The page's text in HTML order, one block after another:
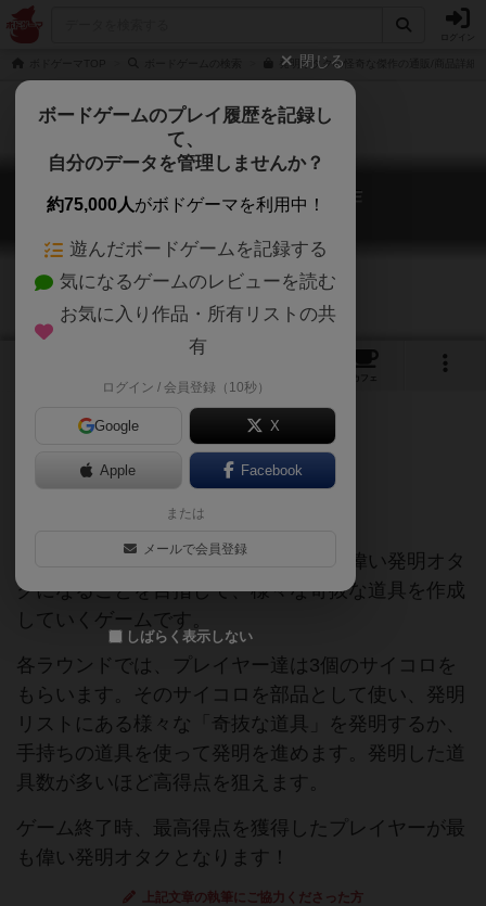
発明オタクの怪奇な傑作の通販/商品詳細
発明オタクの怪奇な傑作
Nerdy Inventions
カフェ
ダイスを振って、道具を作ろう！
日本語訳あり
「発明オタクの怪奇な傑作」は、最も偉い発明オタ
クになることを目指して、様々な奇抜な道具を作成
していくゲームです。
各ラウンドでは、プレイヤー達は3個のサイコロを
もらいます。そのサイコロを部品として使い、発明
リストにある様々な「奇抜な道具」を発明するか、
手持ちの道具を使って発明を進めます。発明した道
具数が多いほど高得点を狙えます。
ゲーム終了時、最高得点を獲得したプレイヤーが最
も偉い発明オタクとなります！
上記文章の執筆にご協力くださった方
閉じる
ボードゲームのプレイ履歴を記録し
て、
自分のデータを管理しませんか？
約75,000人がボドゲーマを利用中！
遊んだボードゲームを記録する
気になるゲームのレビューを読む
お気に入り作品・所有リストの共
有
ログイン / 会員登録（10秒）
Google X
Apple Facebook
または
メールで会員登録
しばらく表示しない